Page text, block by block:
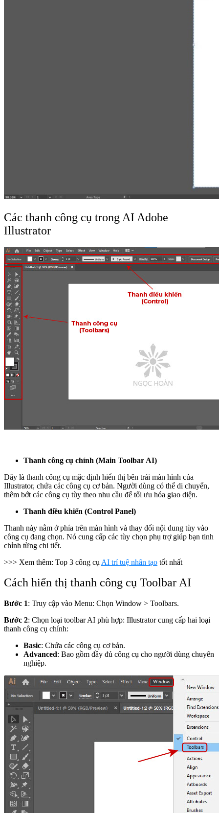
Các thanh công cụ trong AI Adobe
Illustrator
Thanh công cụ chính (Main Toolbar AI)
Đây là thanh công cụ mặc định hiển thị bên trái màn hình của
Illustrator, chứa các công cụ cơ bản. Người dùng có thể di chuyển,
thêm bớt các công cụ tùy theo nhu cầu để tối ưu hóa giao diện.
Thanh điều khiển (Control Panel)
Thanh này nằm ở phía trên màn hình và thay đổi nội dung tùy vào
công cụ đang chọn. Nó cung cấp các tùy chọn phụ trợ giúp bạn tinh
chỉnh từng chi tiết.
>>> Xem thêm: Top 3 công cụ AI trí tuệ nhân tạo tốt nhất
Cách hiển thị thanh công cụ Toolbar AI
Bước 1: Truy cập vào Menu: Chọn Window > Toolbars.
Bước 2: Chọn loại toolbar AI phù hợp: Illustrator cung cấp hai loại
thanh công cụ chính:
Basic: Chứa các công cụ cơ bản.
Advanced: Bao gồm đầy đủ công cụ cho người dùng chuyên
nghiệp.